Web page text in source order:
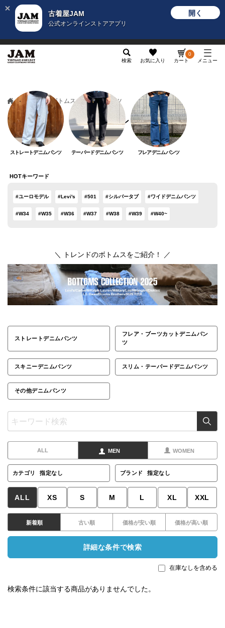
古着屋JAM
公式オンラインストアアプリ
開く
検索 お気に入り カート
0
メニュー
メンズ ボトムス デニムパンツ
デニムパンツ
ストレートデニムパンツ テーパードデニムパンツ フレアデニムパンツ
HOTキーワード
#ユーロモデル #Levi's #501 #シルバータブ #ワイドデニムパンツ
#W34 #W35 #W36 #W37 #W38 #W39 #W40~
＼ トレンドのボトムスをご紹介！ ／
ストレートデニムパンツ
フレア・ブーツカットデニムパン
ツ
スキニーデニムパンツ スリム・テーパードデニムパンツ
その他デニムパンツ
ALL MEN WOMEN
カテゴリ 指定なし ブランド 指定なし
ALL XS S M L XL XXL
新着順 古い順 価格が安い順 価格が高い順
詳細な条件で検索
在庫なしを含める
検索条件に該当する商品がありませんでした。